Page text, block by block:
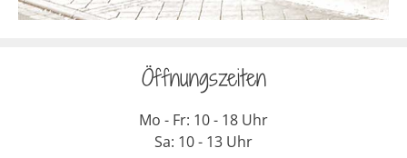
Öffnungszeiten
Mo - Fr: 10 - 18 Uhr
Sa: 10 - 13 Uhr